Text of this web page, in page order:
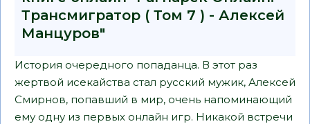
Трансмигратор ( Том 7 ) - Алексей
Манцуров"
История очередного попаданца. В этот раз
жертвой исекайства стал русский мужик, Алексей
Смирнов, попавший в мир, очень напоминающий
ему одну из первых онлайн игр. Никакой встречи